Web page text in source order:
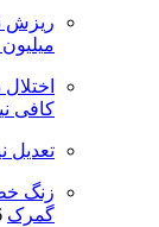
کافی
تعدیل
زنگ
گمرک